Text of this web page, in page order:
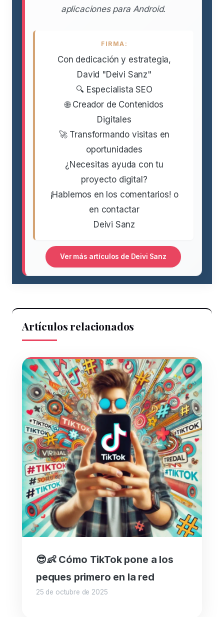
aplicaciones para Android.
FIRMA:
Con dedicación y estrategia,
David "Deivi Sanz"
🔍 Especialista SEO
🌐 Creador de Contenidos
Digitales
🚀 Transformando visitas en
oportunidades
¿Necesitas ayuda con tu
proyecto digital?
¡Hablemos en los comentarios! o
en contactar
Deivi Sanz
Ver más artículos de Deivi Sanz
Artículos relacionados
😎👶 Cómo TikTok pone a los
peques primero en la red
25 de octubre de 2025